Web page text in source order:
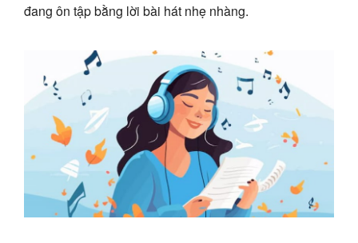
đang ôn tập bằng lời bài hát nhẹ nhàng.